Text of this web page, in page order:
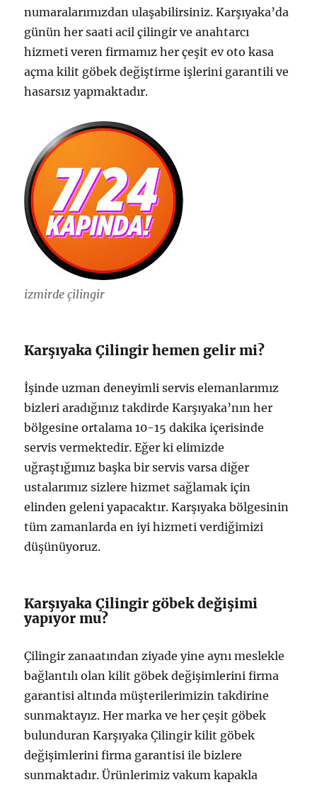
numaralarımızdan ulaşabilirsiniz. Karşıyaka’da
günün her saati acil çilingir ve anahtarcı
hizmeti veren firmamız her çeşit ev oto kasa
açma kilit göbek değiştirme işlerini garantili ve
hasarsız yapmaktadır.
izmirde çilingir
Karşıyaka Çilingir hemen gelir mi?
İşinde uzman deneyimli servis elemanlarımız
bizleri aradığınız takdirde Karşıyaka’nın her
bölgesine ortalama 10-15 dakika içerisinde
servis vermektedir. Eğer ki elimizde
uğraştığımız başka bir servis varsa diğer
ustalarımız sizlere hizmet sağlamak için
elinden geleni yapacaktır. Karşıyaka bölgesinin
tüm zamanlarda en iyi hizmeti verdiğimizi
düşünüyoruz.
Karşıyaka Çilingir göbek değişimi
yapıyor mu?
Çilingir zanaatından ziyade yine aynı meslekle
bağlantılı olan kilit göbek değişimlerini firma
garantisi altında müşterilerimizin takdirine
sunmaktayız. Her marka ve her çeşit göbek
bulunduran Karşıyaka Çilingir kilit göbek
değişimlerini firma garantisi ile bizlere
sunmaktadır. Ürünlerimiz vakum kapakla